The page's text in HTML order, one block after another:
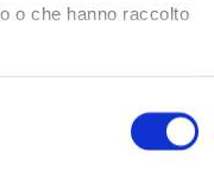
o che hanno raccolto